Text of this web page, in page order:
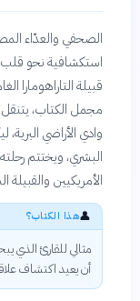
الصحفي والعدّاء
استكشافية نحو قلب
قبيلة التاراهومارا
مجمل الكتاب،
وادي الأراضي
البشري، ويختتم
الأمريكيين والقبيلة
👤هذا الكتاب؟
مثالي للقارئ الذي
أن يعيد اكتشاف